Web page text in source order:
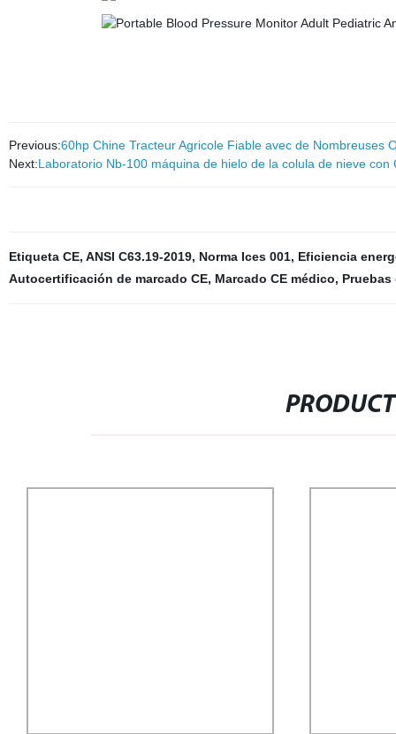
Previous:60hp Chine Tracteur Agricole Fiable avec de Nombreuses
Next:Laboratorio Nb-100 máquina de hielo de la colula de nieve con
Etiqueta CE, ANSI C63.19-2019, Norma Ices 001, Eficiencia
Autocertificación de marcado CE, Marcado CE médico, Pruebas